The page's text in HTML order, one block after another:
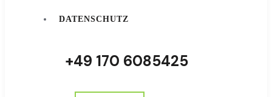
DATENSCHUTZ
‭+49 170 6085425‬